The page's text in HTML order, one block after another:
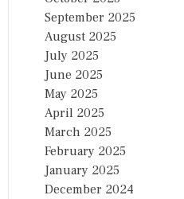
September 2025
August 2025
July 2025
June 2025
May 2025
April 2025
March 2025
February 2025
January 2025
December 2024